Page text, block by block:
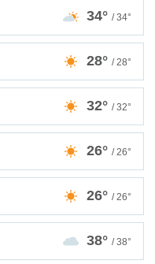
34° / 34°
28° / 28°
32° / 32°
26° / 26°
26° / 26°
38° / 38°